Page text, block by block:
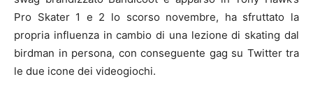
Pro Skater 1 e 2 lo scorso novembre, ha sfruttato la
propria influenza in cambio di una lezione di skating dal
birdman in persona, con conseguente gag su Twitter tra
le due icone dei videogiochi.